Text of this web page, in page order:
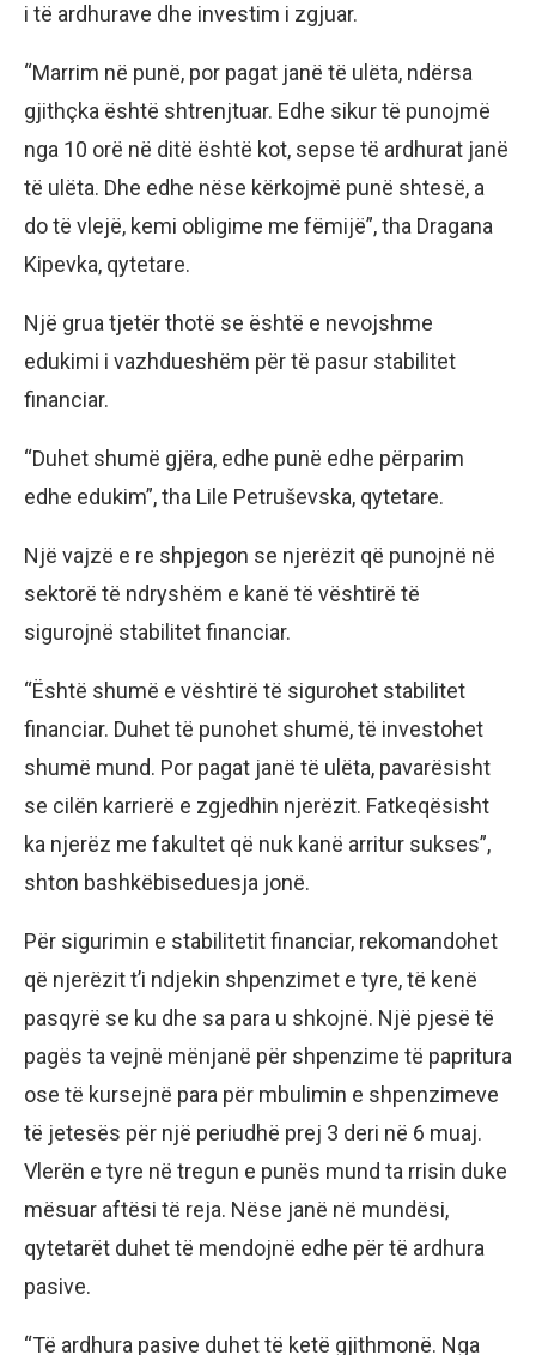
i të ardhurave dhe investim i zgjuar.
“Marrim në punë, por pagat janë të ulëta, ndërsa
gjithçka është shtrenjtuar. Edhe sikur të punojmë
nga 10 orë në ditë është kot, sepse të ardhurat janë
të ulëta. Dhe edhe nëse kërkojmë punë shtesë, a
do të vlejë, kemi obligime me fëmijë”, tha Dragana
Kipevka, qytetare.
Një grua tjetër thotë se është e nevojshme
edukimi i vazhdueshëm për të pasur stabilitet
financiar.
“Duhet shumë gjëra, edhe punë edhe përparim
edhe edukim”, tha Lile Petruševska, qytetare.
Një vajzë e re shpjegon se njerëzit që punojnë në
sektorë të ndryshëm e kanë të vështirë të
sigurojnë stabilitet financiar.
“Është shumë e vështirë të sigurohet stabilitet
financiar. Duhet të punohet shumë, të investohet
shumë mund. Por pagat janë të ulëta, pavarësisht
se cilën karrierë e zgjedhin njerëzit. Fatkeqësisht
ka njerëz me fakultet që nuk kanë arritur sukses”,
shton bashkëbiseduesja jonë.
Për sigurimin e stabilitetit financiar, rekomandohet
që njerëzit t’i ndjekin shpenzimet e tyre, të kenë
pasqyrë se ku dhe sa para u shkojnë. Një pjesë të
pagës ta vejnë mënjanë për shpenzime të papritura
ose të kursejnë para për mbulimin e shpenzimeve
të jetesës për një periudhë prej 3 deri në 6 muaj.
Vlerën e tyre në tregun e punës mund ta rrisin duke
mësuar aftësi të reja. Nëse janë në mundësi,
qytetarët duhet të mendojnë edhe për të ardhura
pasive.
“Të ardhura pasive duhet të ketë gjithmonë. Nga